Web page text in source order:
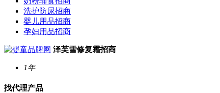
洗护防尿招商
婴儿用品招商
孕妇用品招商
泽芙雪修复霜招商
1年
找代理产品